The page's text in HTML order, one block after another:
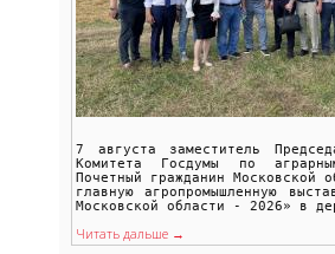
7 августа заместитель
Комитета Госдумы по
Почетный гражданин Московской
главную агропромышленную
Московской области - 2026» в
Читать дальше →